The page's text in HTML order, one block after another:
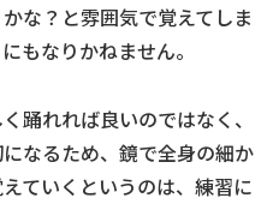
な？と雰囲気で覚えてしま
もなりかねません。
踊れれば良いのではなく、
なるため、鏡で全身の細か
ていくというのは、練習に